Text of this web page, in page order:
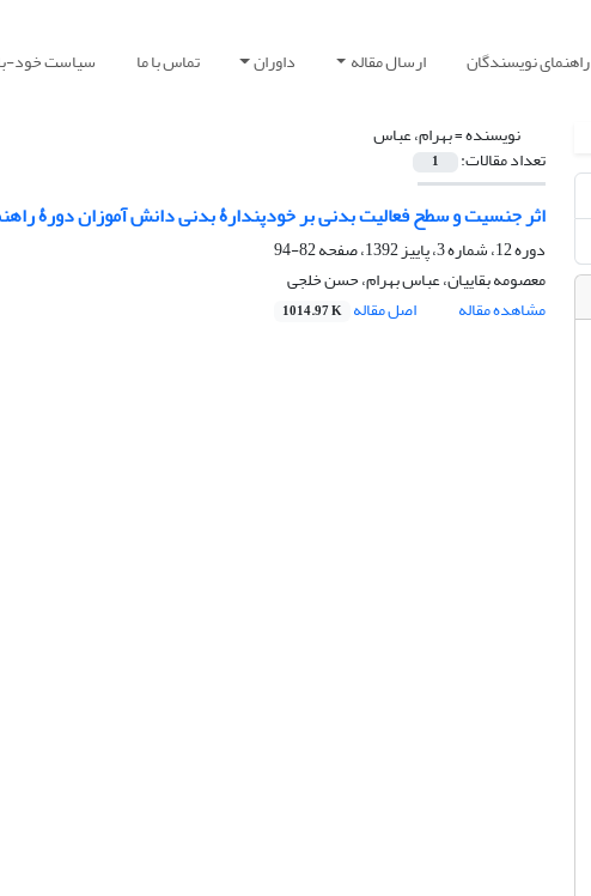
راهنمای نویسندگان ارسال مقاله داوران تماس با ما سیاست خود-
نویسنده =بهرام، عباس
تعداد مقالات: 1
اثر جنسیت و سطح فعالیت بدنی بر خودپندارۀ بدنی دانش آموزان دورۀ
دوره 12، شماره 3، پاییز 1392، صفحه
82-94
معصومه بقاییان، عباس بهرام، حسن خلجی
مشاهده مقاله
اصل مقاله 1014.97 K